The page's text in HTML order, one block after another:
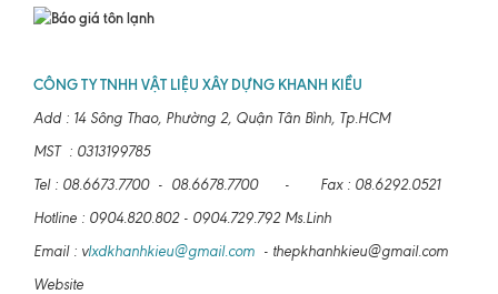
CÔNG TY TNHH VẬT LIỆU XÂY DỰNG KHANH KIỀU
Add : 14 Sông Thao, Phường 2, Quận Tân Bình, Tp.HCM
MST : 0313199785
Tel : 08.6673.7700 - 08.6678.7700 - Fax : 08.6292.0521
Hotline : 0904.820.802 - 0904.729.792 Ms.Linh
Email : vlxdkhanhkieu@gmail.com - thepkhanhkieu@gmail.com
Website